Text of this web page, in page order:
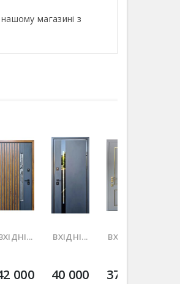
магазині з
000
ВХІДНІ...
40 000
ВХІДНІ...
37 000